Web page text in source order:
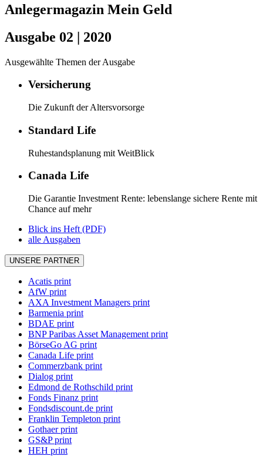
Anlegermagazin Mein Geld
Ausgabe 02 | 2020
Ausgewählte Themen der Ausgabe
Versicherung
Die Zukunft der Altersvorsorge
Standard Life
Ruhestandsplanung mit WeitBlick
Canada Life
Die Garantie Investment Rente: lebenslange sichere Rente mit
Chance auf mehr
Blick ins Heft (PDF)
alle Ausgaben
UNSERE PARTNER
Acatis print
AfW print
AXA Investment Managers print
Barmenia print
BDAE print
BNP Paribas Asset Management print
BörseGo AG print
Canada Life print
Commerzbank print
Dialog print
Edmond de Rothschild print
Fonds Finanz print
Fondsdiscount.de print
Franklin Templeton print
Gothaer print
GS&P print
HEH print